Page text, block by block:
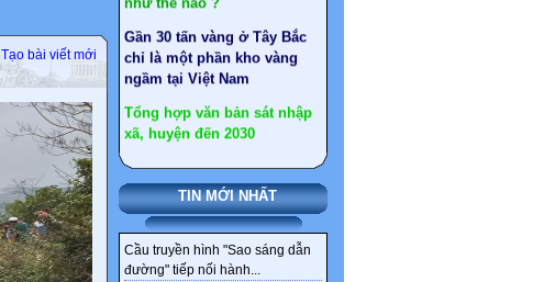
Tổng hợp văn bản sát nhập
xã, huyện đến 2030
Chi tiết tên gọi 126 xã,
phường mới ở Hà Nội sau
sắp xếp
Sức khỏe, bài thuốc hay
Ngân hàng ‘khai tử’
nickname tài khoản từ 1/4
Thêm 4 nhóm được hưởng
TIN MỚI NHẤT
Cầu truyền hình "Sao sáng dẫn
đường" tiếp nối hành...
Tạo bài viết mới